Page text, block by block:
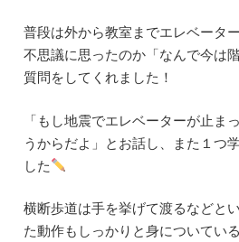
普段は外から教室までエレベータ
不思議に思ったのか「なんで今は
質問をしてくれました！
「もし地震でエレベーターが止ま
うからだよ」とお話し、また１つ
した
横断歩道は手を挙げて渡るなどと
た動作もしっかりと身についてい